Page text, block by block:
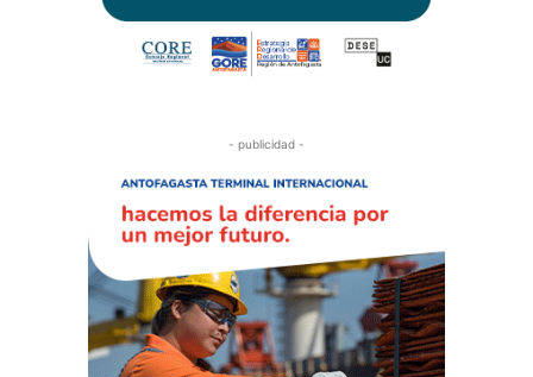
- publicidad -